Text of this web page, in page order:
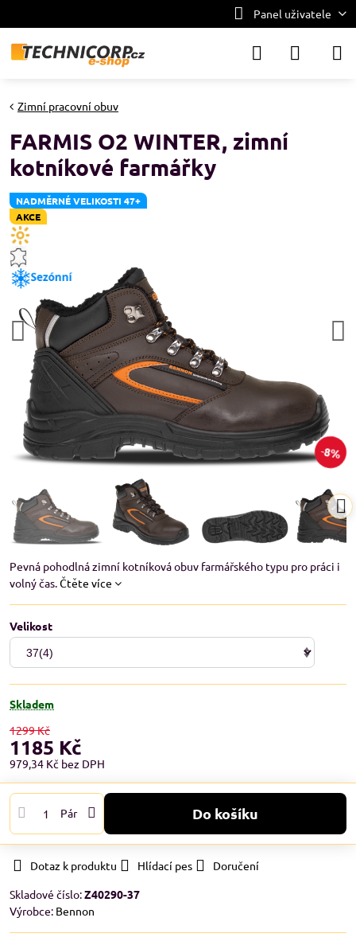
Panel uživatele
NADMĚRNÉ VELIKOSTI 47+
AKCE
8%
Zimní pracovní obuv
FARMIS O2 WINTER, zimní
kotníkové farmářky
Pevná pohodlná zimní kotníková obuv farmářského typu pro práci i
volný čas.Čtěte více
Velikost
Skladem
1299 Kč
1185 Kč
979,34 Kč bez DPH
Pár Do košíku
Dotaz k produktu Hlídací pes
Doručení
Skladové číslo:Z40290-37
Výrobce: Bennon